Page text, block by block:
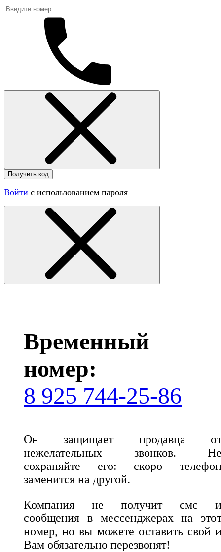
Получить код
Войти с использованием пароля
Временный
номер:
8 925 744-25-86
Он защищает продавца от
нежелательных звонков. Не
сохраняйте его: скоро телефон
заменится на другой.
Компания не получит смс и
сообщения в мессенджерах на этот
номер, но вы можете оставить свой и
Вам обязательно перезвонят!